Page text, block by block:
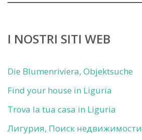
I NOSTRI SITI WEB
Die Blumenriviera, Objektsuche
Find your house in Liguria
Trova la tua casa in Liguria
Лигурия, Поиск недвижимости